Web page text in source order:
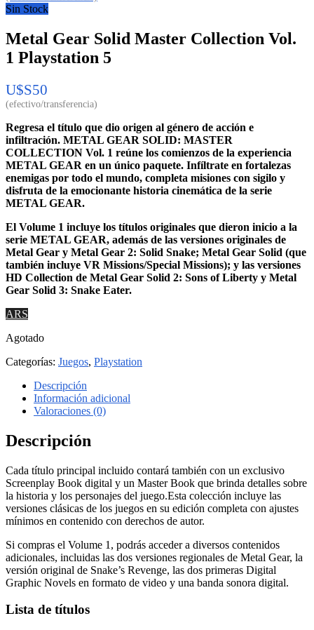
Sin Stock
Metal Gear Solid Master Collection Vol.
1 Playstation 5
U$S50
Regresa el título que dio origen al género de acción e
infiltración. METAL GEAR SOLID: MASTER
COLLECTION Vol. 1 reúne los comienzos de la experiencia
METAL GEAR en un único paquete. Infíltrate en fortalezas
enemigas por todo el mundo, completa misiones con sigilo y
disfruta de la emocionante historia cinemática de la serie
METAL GEAR.
El Volume 1 incluye los títulos originales que dieron inicio a la
serie METAL GEAR, además de las versiones originales de
Metal Gear y Metal Gear 2: Solid Snake; Metal Gear Solid (que
también incluye VR Missions/Special Missions); y las versiones
HD Collection de Metal Gear Solid 2: Sons of Liberty y Metal
Gear Solid 3: Snake Eater.
ARS
Agotado
Categorías: Juegos, Playstation
Descripción
Información adicional
Valoraciones (0)
Descripción
Cada título principal incluido contará también con un exclusivo
Screenplay Book digital y un Master Book que brinda detalles sobre
la historia y los personajes del juego.Esta colección incluye las
versiones clásicas de los juegos en su edición completa con ajustes
mínimos en contenido con derechos de autor.
Si compras el Volume 1, podrás acceder a diversos contenidos
adicionales, incluidas las dos versiones regionales de Metal Gear, la
versión original de Snake’s Revenge, las dos primeras Digital
Graphic Novels en formato de video y una banda sonora digital.
Lista de títulos